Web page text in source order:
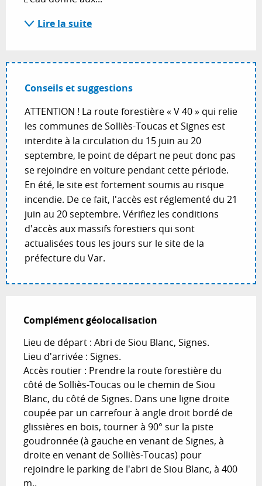
Lire la suite
Conseils et suggestions
ATTENTION ! La route forestière « V 40 » qui relie
les communes de Solliès-Toucas et Signes est
interdite à la circulation du 15 juin au 20
septembre, le point de départ ne peut donc pas
se rejoindre en voiture pendant cette période.
En été, le site est fortement soumis au risque
incendie. De ce fait, l'accès est réglementé du 21
juin au 20 septembre. Vérifiez les conditions
d'accès aux massifs forestiers qui sont
actualisées tous les jours sur le site de la
préfecture du Var.
Complément géolocalisation
Complément géolocalisation
Lieu de départ : Abri de Siou Blanc, Signes.
Lieu d'arrivée : Signes.
Accès routier : Prendre la route forestière du
côté de Solliès-Toucas ou le chemin de Siou
Blanc, du côté de Signes. Dans une ligne droite
coupée par un carrefour à angle droit bordé de
glissières en bois, tourner à 90° sur la piste
goudronnée (à gauche en venant de Signes, à
droite en venant de Solliès-Toucas) pour
rejoindre le parking de l'abri de Siou Blanc, à 400
m..